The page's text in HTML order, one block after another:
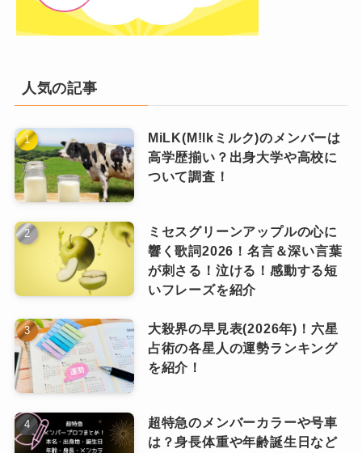
けながら、同時にアイドルとしてのキャリアを
築いていきました。
多忙な毎日の中で努力を重ね、後
にKing & Princeのリーダーとし
て活躍する礎を作ったのは、選択
と努力によるもの！
岸優太の中学校時代！
がえますよね。
家族構成は父子家庭で、父親・兄・妹と4人家
ピンときた
なっちー
幼少期から家族とともに過ごした
時間や地元での経験は、岸さんの
人柄や地元愛を育む大切な時間だ
ったのではないでしょうか。
岸優太はどこ出身？地元情報やルーツ
を徹底解説
人気の記事
MiLK(M!lkミルク)のメンバーは
高学歴揃い？出身大学や高校に
ついて調査！
ミセスグリーンアップルの心に
響く歌詞2026！名言＆深い言葉
が刺さる！泣ける！感動する短
いフレーズを紹介
大殺界の早見表(2026年)！六星
占術の各星人の運勢ランキング
を紹介！
超特急のメンバーカラーや号車
は？身長体重や年齢誕生日など